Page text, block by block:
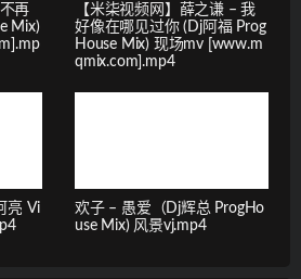
再
Mix)
【米柒视频网】薛之谦 – 我
好像在哪见过你 (Dj阿福 Prog
House Mix) 现场mv [www.m
qmix.com].mp4
亮 Vi
欢子 – 愚爱（Dj辉总 ProgHo
use Mix) 风景vj.mp4